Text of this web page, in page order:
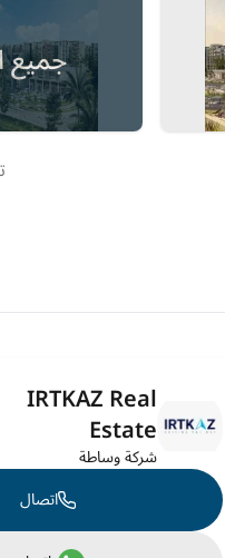
جميع
IRTKAZ Real
Estate
شركة وساطة
اتصال